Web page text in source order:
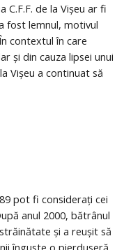
C.F.F. de la Vișeu ar fi
fost lemnul, motivul
contextul în care
și din cauza lipsei unui
Vișeu a continuat să
pot fi considerați cei
anul 2000, bătrânul
și a reușit să
înguste o pierduseră.